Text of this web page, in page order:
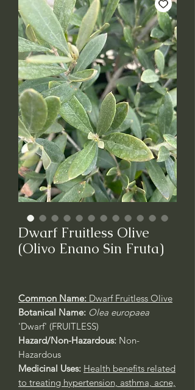
Dwarf Fruitless Olive
(Olivo Enano Sin Fruta)
Common Name: Dwarf Fruitless Olive
Botanical Name: Olea europaea
'Dwarf' (FRUITLESS)
Hazard/Non-Hazardous: Non-
Hazardous
Medicinal Uses: Health benefits related
to treating hypertension, asthma, acne,